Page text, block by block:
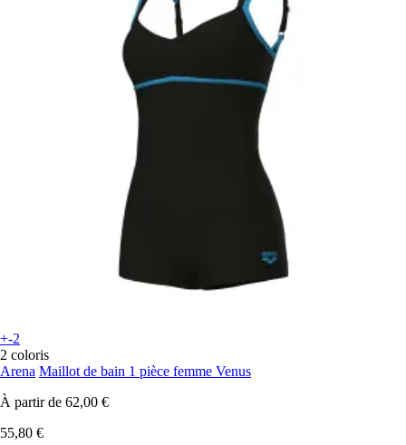
+-2
2 coloris
Arena Maillot de bain 1 pièce femme Venus
À partir de 62,00 €
55,80 €